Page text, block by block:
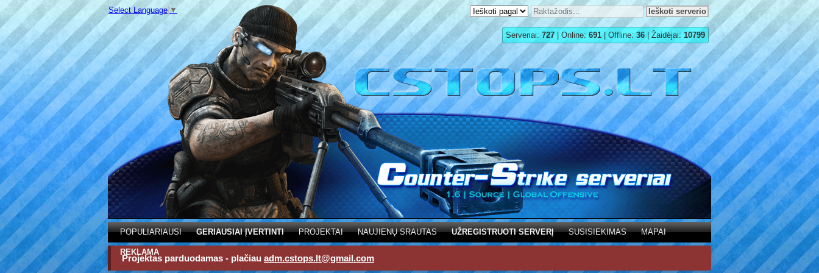
Select Language ▼
Serveriai: 727 | Online: 691 | Offline: 36 | Žaidėjai: 10799
POPULIARIAUSI GERIAUSIAI ĮVERTINTI PROJEKTAI NAUJIENŲ SRAUTAS UŽREGISTRUOTI SERVERĮ SUSISIEKIMAS MAPAI
REKLAMA
Projektas parduodamas - plačiau adm.cstops.lt@gmail.com